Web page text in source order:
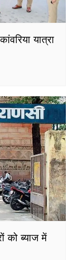
यात्रा
को ब्याज में